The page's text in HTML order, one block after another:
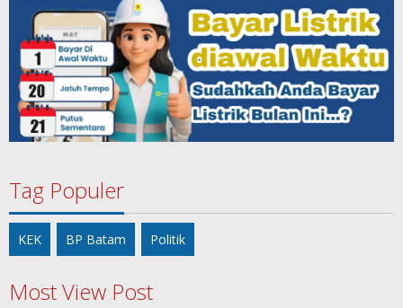
Tag Populer
KEK BP Batam Politik
Most View Post